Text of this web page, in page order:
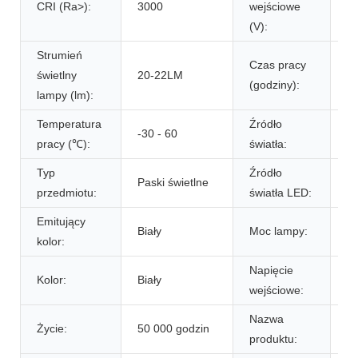
CRI (Ra>): 3000
wejściowe
(V):
Strumień
świetlny
lampy (lm):
20-22LM
Czas pracy
(godziny):
Temperatura
pracy (℃):
-30 - 60
Źródło
światła:
Typ
przedmiotu:
Paski świetlne
Źródło
światła LED:
Emitujący
kolor:
Biały Moc lampy:
Kolor: Biały
Napięcie
wejściowe:
Życie: 50 000 godzin
Nazwa
produktu: